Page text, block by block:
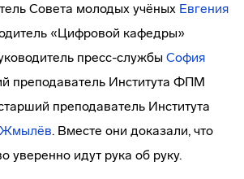
Совета молодых учёных Евгения
«Цифровой кафедры»
пресс-службы София
преподаватель Института ФПМ
преподаватель Института
. Вместе они доказали, что
уверенно идут рука об руку.